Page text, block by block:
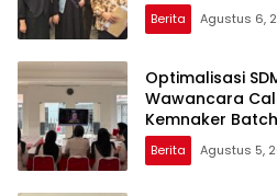
Berita Agustus 6,
Optimalisasi
Wawancara
Kemnaker
Berita Agustus 5,